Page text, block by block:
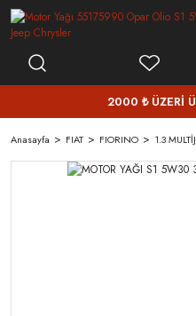
2000 ₺ ÜZERİ
Anasayfa FIAT FIORINO 1.3